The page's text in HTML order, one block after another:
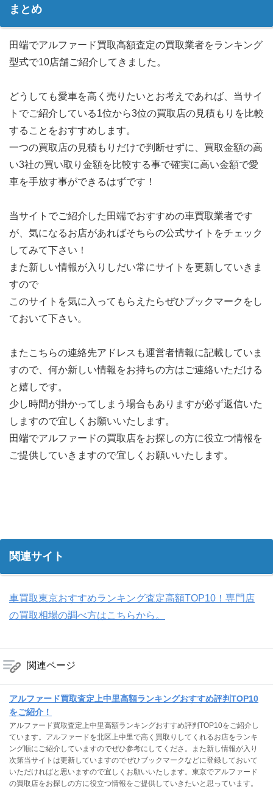
まとめ
田端でアルファード買取高額査定の買取業者をランキング
型式で10店舗ご紹介してきました。
どうしても愛車を高く売りたいとお考えであれば、当サイ
トでご紹介している1位から3位の買取店の見積もりを比較
することをおすすめします。
一つの買取店の見積もりだけで判断せずに、買取金額の高
い3社の買い取り金額を比較する事で確実に高い金額で愛
車を手放す事ができるはずです！
当サイトでご紹介した田端でおすすめの車買取業者です
が、気になるお店があればそちらの公式サイトをチェック
してみて下さい！
また新しい情報が入りしだい常にサイトを更新していきま
すので
このサイトを気に入ってもらえたらぜひブックマークをし
ておいて下さい。
またこちらの連絡先アドレスも運営者情報に記載していま
すので、何か新しい情報をお持ちの方はご連絡いただける
と嬉しです。
少し時間が掛かってしまう場合もありますが必ず返信いた
しますので宜しくお願いいたします。
田端でアルファードの買取店をお探しの方に役立つ情報を
ご提供していきますので宜しくお願いいたします。
関連サイト
車買取東京おすすめランキング査定高額TOP10！専門店
の買取相場の調べ方はこちらから。
関連ページ
アルファード買取査定上中里高額ランキングおすすめ評判TOP10
をご紹介！
アルファード買取査定上中里高額ランキングおすすめ評判TOP10をご紹介し
ています。アルファードを北区上中里で高く買取りしてくれるお店をランキ
ング順にご紹介していますのでぜひ参考にしてくださ。また新し情報が入り
次第当サイトは更新していますのでぜひブックマークなどに登録しておいて
いただければと思いますので宜しくお願いいたします。東京でアルファード
の買取店をお探しの方に役立つ情報をご提供していきたいと思っています。